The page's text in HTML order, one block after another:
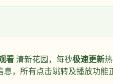
看清新花园，每秒极速更新
息，所有点击跳转及播放功